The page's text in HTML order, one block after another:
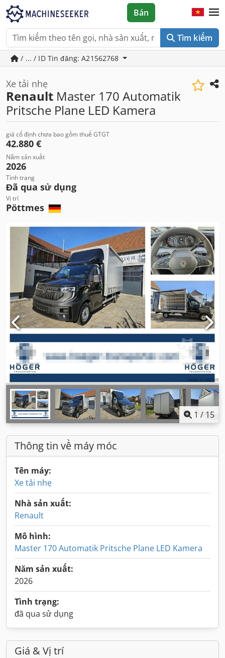
Tìm kiếm
Bán
/ ... / ID Tin đăng: A21562768
Xe tải nhẹ
Renault Master 170 Automatik
Pritsche Plane LED Kamera
giá cố định chưa bao gồm thuế GTGT
42.880 €
Năm sản xuất
2026
Tình trạng
Đã qua sử dụng
Vị trí
Pöttmes
1 / 15
Thông tin về máy móc
Tên máy:
Xe tải nhẹ
Nhà sản xuất:
Renault
Mô hình:
Master 170 Automatik Pritsche Plane LED Kamera
Năm sản xuất:
2026
Tình trạng:
đã qua sử dụng
Giá & Vị trí